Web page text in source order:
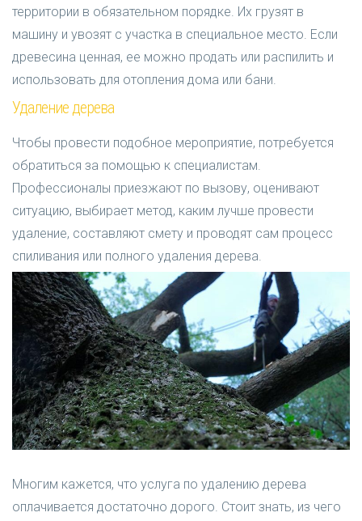
территории в обязательном порядке. Их грузят в
машину и увозят с участка в специальное место. Если
древесина ценная, ее можно продать или распилить и
использовать для отопления дома или бани.
Удаление дерева
Чтобы провести подобное мероприятие, потребуется
обратиться за помощью к специалистам.
Профессионалы приезжают по вызову, оценивают
ситуацию, выбирает метод, каким лучше провести
удаление, составляют смету и проводят сам процесс
спиливания или полного удаления дерева.
Многим кажется, что услуга по удалению дерева
оплачивается достаточно дорого. Стоит знать, из чего